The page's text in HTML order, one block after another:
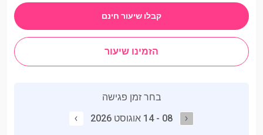
קבלו שיעור חינם
הזמינו שיעור
בחר זמן פגישה
08 - 14 אוגוסט 2026